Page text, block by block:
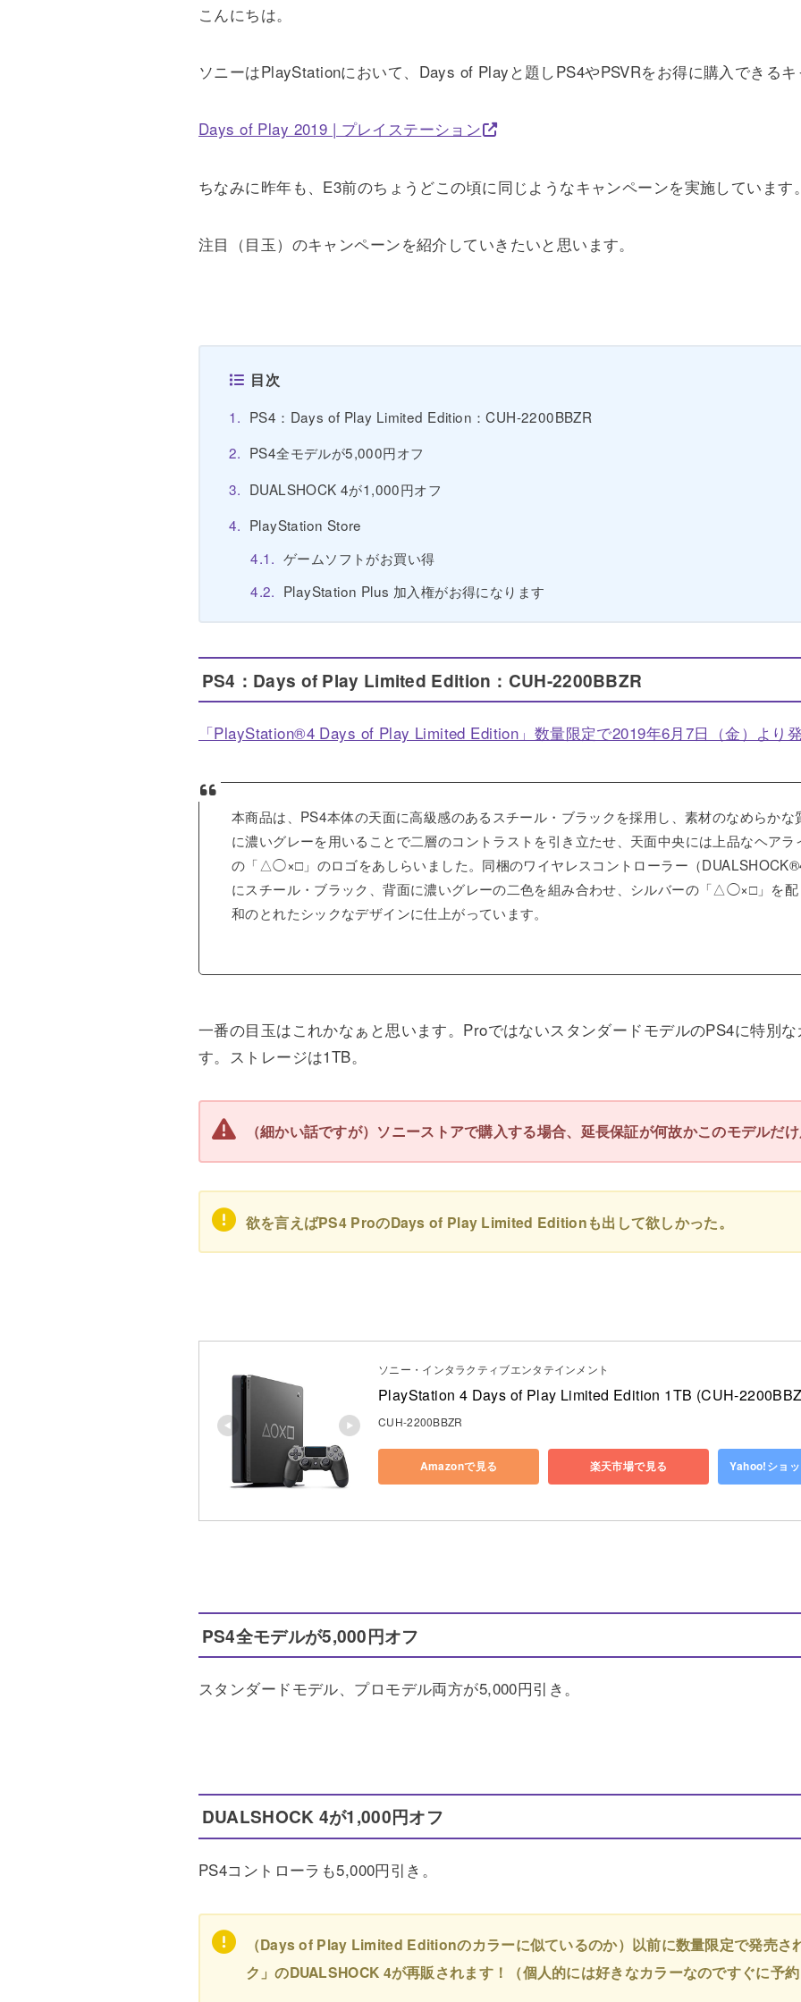
こんにちは。
ソニーはPlayStationにおいて、Days of Playと題しPS4やPSVRをお得に購入できる
Days of Play 2019 | プレイステーション
ちなみに昨年も、E3前のちょうどこの頃に同じようなキャンペーンを実施しています
注目（目玉）のキャンペーンを紹介していきたいと思います。
目次
PS4：Days of Play Limited Edition：CUH-2200BBZR
PS4全モデルが5,000円オフ
DUALSHOCK 4が1,000円オフ
PlayStation Store
ゲームソフトがお買い得
PlayStation Plus 加入権がお得になります
PS4：Days of Play Limited Edition：CUH-2200BBZR
「PlayStation®4 Days of Play Limited Edition」数量限定で2019年6月7日（金）より
本商品は、PS4本体の天面に高級感のあるスチール・ブラックを採用し、素材のなめらか
に濃いグレーを用いることで二層のコントラストを引き立たせ、天面中央には上品なヘア
の「△◯×□」のロゴをあしらいました。同梱のワイヤレスコントローラー（
にスチール・ブラック、背面に濃いグレーの二色を組み合わせ、シルバーの「△◯×□」を
和のとれたシックなデザインに仕上がっています。
一番の目玉はこれかなぁと思います。ProではないスタンダードモデルのPS4に特別
す。ストレージは1TB。
（細かい話ですが）ソニーストアで購入する場合、延長保証が何故かこのモデルだ
欲を言えばPS4 ProのDays of Play Limited Editionも出して欲しかった。
ソニー・インタラクティブエンタテインメント
PlayStation 4 Days of Play Limited Edition 1TB (CUH-
CUH-2200BBZR
Amazonで見る 楽天市場で見る Yahoo!ショ
PS4全モデルが5,000円オフ
スタンダードモデル、プロモデル両方が5,000円引き。
DUALSHOCK 4が1,000円オフ
PS4コントローラも5,000円引き。
（Days of Play Limited Editionのカラーに似ているのか）以前に数量限定で発売さ
ク」のDUALSHOCK 4が再販されます！（個人的には好きなカラーなのですぐに予